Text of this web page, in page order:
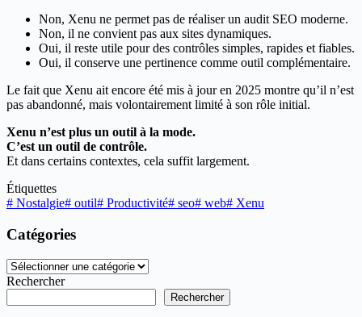
Non, Xenu ne permet pas de réaliser un audit SEO moderne.
Non, il ne convient pas aux sites dynamiques.
Oui, il reste utile pour des contrôles simples, rapides et fiables.
Oui, il conserve une pertinence comme outil complémentaire.
Le fait que Xenu ait encore été mis à jour en 2025 montre qu’il n’est
pas abandonné, mais volontairement limité à son rôle initial.
Xenu n’est plus un outil à la mode.
C’est un outil de contrôle.
Et dans certains contextes, cela suffit largement.
Étiquettes
# Nostalgie# outil# Productivité# seo# web# Xenu
Catégories
Catégories
Rechercher
Rechercher